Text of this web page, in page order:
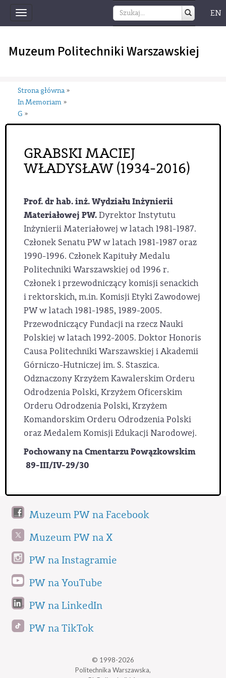
Toggle
navigation
EN
Muzeum Politechniki Warszawskiej
Strona główna »
In Memoriam »
G »
GRABSKI MACIEJ
WŁADYSŁAW (1934-2016)
Prof. dr hab. inż. Wydziału Inżynierii
Materiałowej PW.Dyrektor Instytutu
Inżynierii Materiałowej w latach 1981-1987.
Członek Senatu PW w latach 1981-1987 oraz
1990-1996. Członek Kapituły Medalu
Politechniki Warszawskiej od 1996 r.
Członek i przewodniczący komisji senackich
i rektorskich, m.in. Komisji Etyki Zawodowej
PW w latach 1981-1985, 1989-2005.
Przewodniczący Fundacji na rzecz Nauki
Polskiej w latach 1992-2005. Doktor Honoris
Causa Politechniki Warszawskiej i Akademii
Górniczo-Hutniczej im. S. Staszica.
Odznaczony Krzyżem Kawalerskim Orderu
Odrodzenia Polski, Krzyżem Oficerskim
Orderu Odrodzenia Polski, Krzyżem
Komandorskim Orderu Odrodzenia Polski
oraz Medalem Komisji Edukacji Narodowej.
Pochowany na Cmentarzu Powązkowskim
89-III/IV-29/30
Muzeum PW na Facebook
Muzeum PW na X
PW na Instagramie
PW na YouTube
PW na LinkedIn
PW na TikTok
© 1998-2026
Politechnika Warszawska,